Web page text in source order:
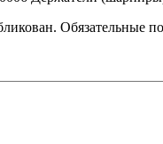
Обязательные